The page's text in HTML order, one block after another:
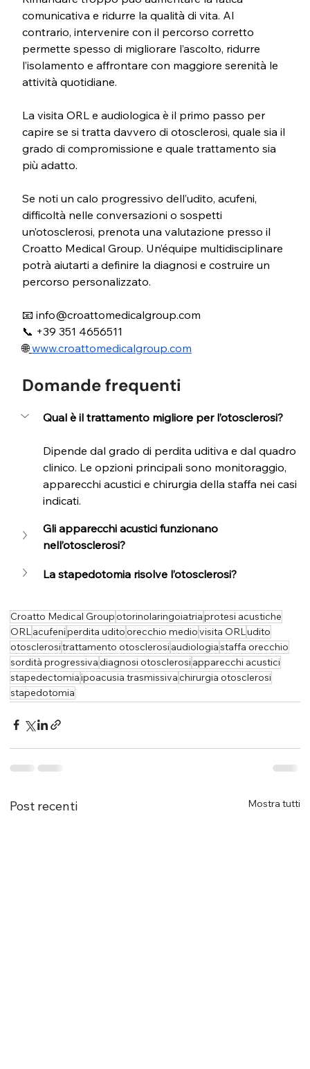
comunicativa e ridurre la qualità di vita. Al
contrario, intervenire con il percorso corretto
permette spesso di migliorare l’ascolto, ridurre
l’isolamento e affrontare con maggiore serenità le
attività quotidiane.
La visita ORL e audiologica è il primo passo per
capire se si tratta davvero di otosclerosi, quale sia il
grado di compromissione e quale trattamento sia
più adatto.
Se noti un calo progressivo dell’udito, acufeni,
difficoltà nelle conversazioni o sospetti
un’otosclerosi, prenota una valutazione presso il
Croatto Medical Group. Un’équipe multidisciplinare
potrà aiutarti a definire la diagnosi e costruire un
percorso personalizzato.
📧 info@croattomedicalgroup.com
📞 +39 351 4656511
🌐 www.croattomedicalgroup.com
Domande frequenti
Qual è il trattamento migliore per l’otosclerosi?
Dipende dal grado di perdita uditiva e dal quadro
clinico. Le opzioni principali sono monitoraggio,
apparecchi acustici e chirurgia della staffa nei casi
indicati.
Gli apparecchi acustici funzionano
nell’otosclerosi?
La stapedotomia risolve l’otosclerosi?
Croatto Medical Groupotorinolaringoiatriaprotesi acustiche
ORLacufeniperdita uditoorecchio mediovisita ORLudito
otosclerositrattamento otosclerosi audiologiastaffa orecchio
sordità progressivadiagnosi otosclerosi apparecchi acustici
stapedectomiaipoacusia trasmissivachirurgia otosclerosi
stapedotomia
Post recenti Mostra tutti